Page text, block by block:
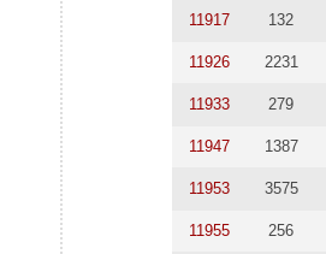
11917 132
11926 2231
11933 279
11947 1387
11953 3575
11955 256